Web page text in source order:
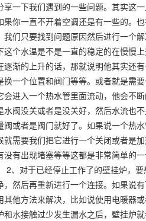
一下我们遇到的一些问题。其实这
你一直不开着空调还是有一些的。
我们只要找到问题原因然后进行一
这个水温是不是一直的稳定的在慢
渐的上升的话，那就说明他其实还
一个位置和阀门等等。或者就是需
进入一个热水管里面流动，他会不
阀没关或者是没关好，然后水流也
或者是阀门就好了。如果说一个热
需要我们把它进行一个关闭或者是
有出现堵塞等等这都是非常简单的
对于已经停止工作了的壁挂炉，
然后再重新进行一个连接。如果说
他方法来解决，比如说使用电暖器
水接触过少发生漏水之后，壁挂炉